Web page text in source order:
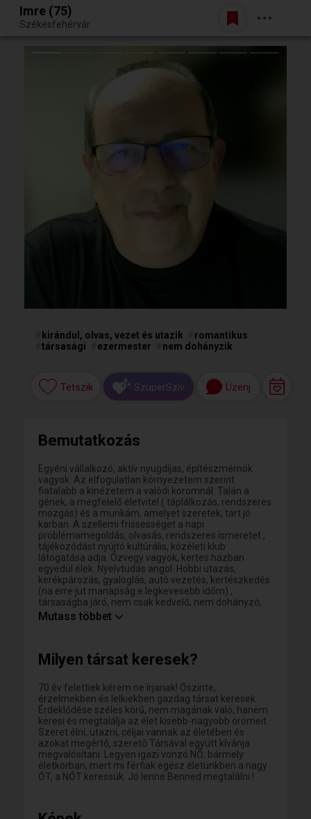
Egy jó randiból bármi lehet.
Belépés
Imre (75)
Székesfehérvár
kirándul, olvas, vezet és utazik
romantikus
társasági ezermester nem dohányzik
Tetszik SzuperSzív Üzenj
Bemutatkozás
Egyéni vállalkozó, aktív nyugdíjas, építészmérnök
vagyok. Az elfogulatlan környezetem szerint
fiatalabb a kinézetem a valódi koromnál. Talán a
gének, a megfelelő életvitel ( táplálkozás, rendszeres
mozgás) és a munkám, amelyet szeretek, tart jó
karban. A szellemi frissességet a napi
problémamegoldás, olvasás, rendszeres ismeretet ,
tájékozódást nyújtó kultúrális, közéleti klub
látogatása adja. Özvegy vagyok, kertes házban
egyedül élek. Nyelvtudás angol. Hobbi utazás,
kerékpározás, gyaloglás, autó vezetés, kertészkedés
(na erre jut manapság e legkevesebb időm) ,
társaságba járó, nem csak kedvelő, nem dohányzó,
alkoholt társaságban, megfelelő alkalomkor
young- 😍 aki új Társával, párjával hosszú ideig élvezi
az élet kisebb-nagyobb örömeit.
Mutass többet
Milyen társat keresek?
70 év felettiek kérem ne írjanak! Őszinte,
érzelmekben és lelkiekben gazdag társat keresek.
Érdeklődése széles körű, nem magának való, hanem
keresi és megtalálja az élet kisebb-nagyobb örömeit.
Szeret élni, utazni, céljai vannak az életében és
azokat megértő, szerető Társával együtt kívánja
megvalósítani. Legyen igazi vonzó NŐ, bármely
életkorban, mert mi férfiak egész életünkben a nagy
ŐT, a NŐT keressük. Jó lenne Benned megtalálni !